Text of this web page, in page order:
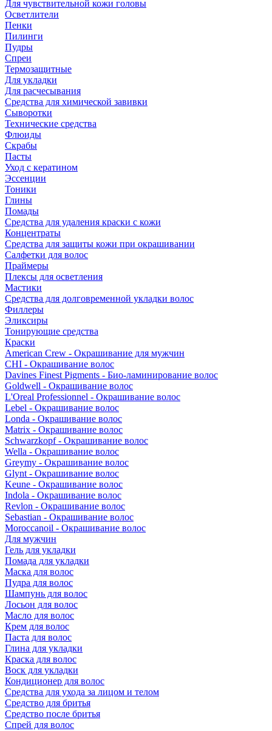
Для чувствительной кожи головы
Осветлители
Пенки
Пилинги
Пудры
Спреи
Термозащитные
Для укладки
Для расчесывания
Средства для химической завивки
Сыворотки
Технические средства
Флюиды
Скрабы
Пасты
Уход с кератином
Эссенции
Тоники
Глины
Помады
Средства для удаления краски с кожи
Концентраты
Средства для защиты кожи при окрашивании
Салфетки для волос
Праймеры
Плексы для осветления
Мастики
Средства для долговременной укладки волос
Филлеры
Эликсиры
Тонирующие средства
Краски
American Crew - Окрашивание для мужчин
CHI - Окрашивание волос
Davines Finest Pigments - Био-ламинирование волос
Goldwell - Окрашивание волос
L'Oreal Professionnel - Окрашивание волос
Lebel - Окрашивание волос
Londa - Окрашивание волос
Matrix - Окрашивание волос
Schwarzkopf - Окрашивание волос
Wella - Окрашивание волос
Greymy - Окрашивание волос
Glynt - Окрашивание волос
Keune - Окрашивание волос
Indola - Окрашивание волос
Revlon - Окрашивание волос
Sebastian - Окрашивание волос
Moroccanoil - Окрашивание волос
Для мужчин
Гель для укладки
Помада для укладки
Маска для волос
Пудра для волос
Шампунь для волос
Лосьон для волос
Масло для волос
Крем для волос
Паста для волос
Глина для укладки
Краска для волос
Воск для укладки
Кондиционер для волос
Средства для ухода за лицом и телом
Средство для бритья
Средство после бритья
Спрей для волос